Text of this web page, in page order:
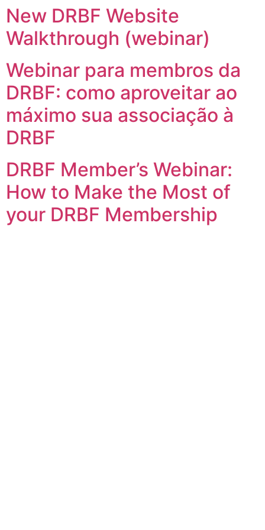
Skip
to
content
New DRBF Website
Walkthrough (webinar)
Webinar para membros da
DRBF: como aproveitar ao
máximo sua associação à
DRBF
DRBF Member’s Webinar:
How to Make the Most of
your DRBF Membership